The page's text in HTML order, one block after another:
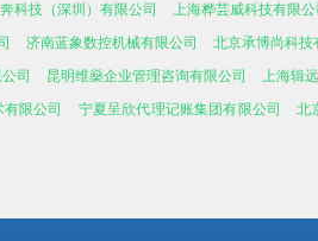
科技（深圳）有限公司 上海桦芸威科技有限公
济南蓝象数控机械有限公司 北京承博尚科技
司 昆明维燊企业管理咨询有限公司 上海辑
限公司 宁夏呈欣代理记账集团有限公司 北